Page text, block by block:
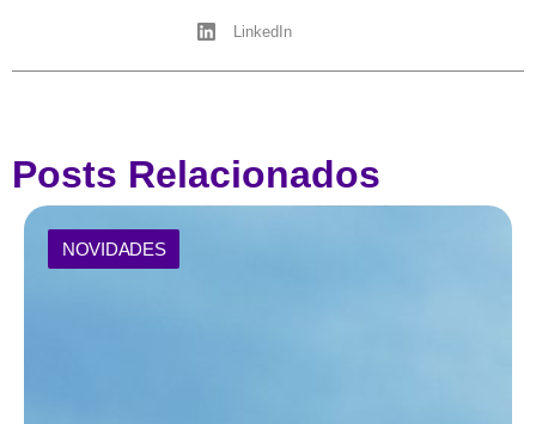
LinkedIn
Posts Relacionados
NOVIDADES